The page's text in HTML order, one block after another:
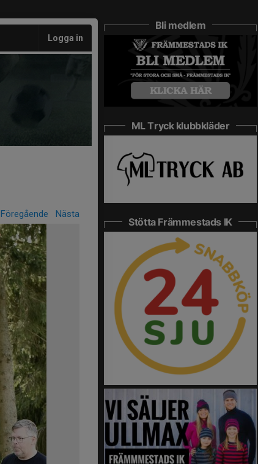
Logga in
Föregående Nästa
Bli medlem
ML Tryck klubbkläder
Stötta Främmestads IK